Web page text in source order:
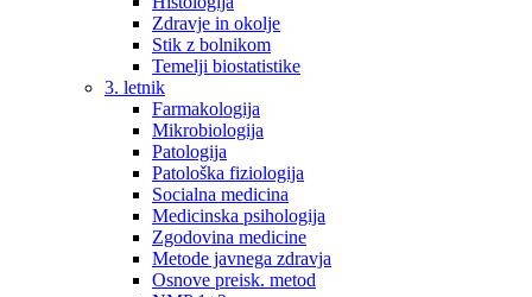
Zdravje in okolje
Stik z bolnikom
Temelji biostatistike
3. letnik
Farmakologija
Mikrobiologija
Patologija
Patološka fiziologija
Socialna medicina
Medicinska psihologija
Zgodovina medicine
Metode javnega zdravja
Osnove preisk. metod